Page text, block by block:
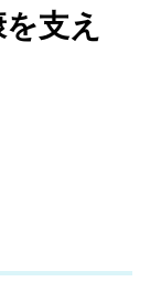
支え